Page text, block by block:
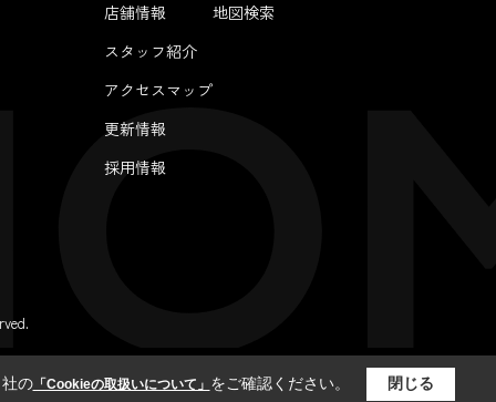
店舗情報
スタッフ紹介
アクセスマップ
更新情報
採用情報
地図検索
の「Cookieの取扱いについて」 をご確認ください。 閉じる